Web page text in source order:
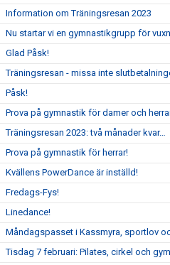
Information om Träningsresan 2023
Nu startar vi en gymnastikgrupp för
Glad Påsk!
Träningsresan - missa inte
Påsk!
Prova på gymnastik för damer och
Träningsresan 2023: två månader kvar…
Prova på gymnastik för herrar!
Kvällens PowerDance är inställd!
Fredags-Fys!
Linedance!
Måndagspasset i Kassmyra, sportlov
Tisdag 7 februari: Pilates, cirkel och